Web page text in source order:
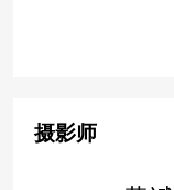
摄影师